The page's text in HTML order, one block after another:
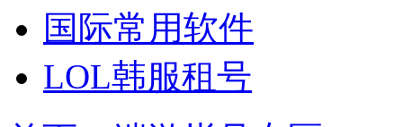
国际常用软件
LOL韩服租号